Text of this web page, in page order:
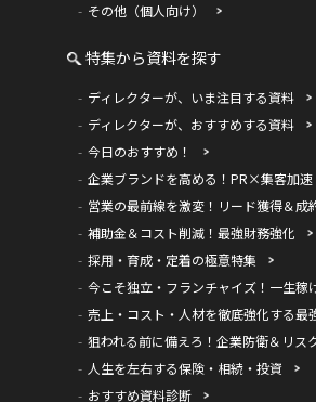
その他（個人向け）
特集から資料を探す
ディレクターが、いま注目する資料
ディレクターが、おすすめする資料
今日のおすすめ！
企業ブランドを高める！PR×集客加速
営業の最前線を激変！リード獲得＆成
補助金＆コスト削減！最強財務強化
採用・育成・定着の極意特集
今こそ独立・フランチャイズ！一生稼
売上・コスト・人材を徹底強化する最
狙われる前に備えろ！企業防衛＆リス
人生を左右する保険・相続・投資
おすすめ資料診断